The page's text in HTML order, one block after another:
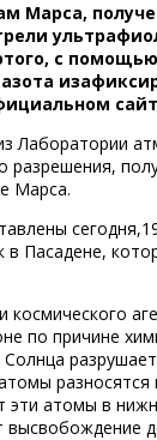
Марса,
с
и
Лаборатории
Марса.
в Пасадене,
космического
по причине
атомы в
высвобождение